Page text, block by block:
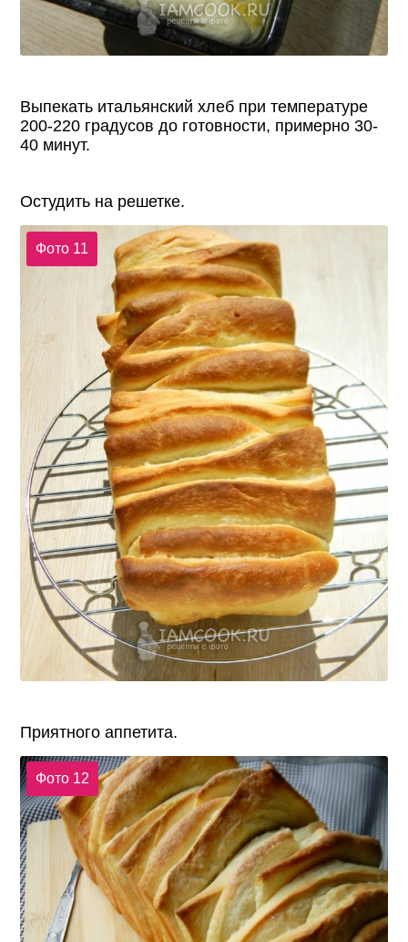
Выпекать итальянский хлеб при температуре
200-220 градусов до готовности, примерно 30-
40 минут.
Остудить на решетке.
Фото 11
Приятного аппетита.
Фото 12